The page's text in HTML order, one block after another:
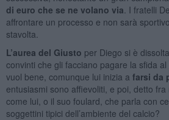
di euro che se ne volano via . I fratelli
affrontare un processo e non sarà
stavolta.
L’aurea del Giusto per Diego si è
convinti che gli facciano pagare la sfida al
vuol bene, comunque lui inizia a farsi da
entusiasmi sono affievoliti, e poi, detto
come lui, o il suo foulard, che parla con
soggettini tipici dell’ambiente del calcio?